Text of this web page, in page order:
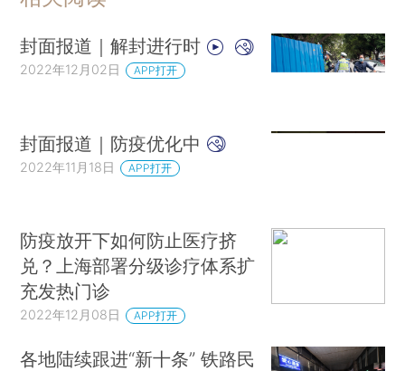
封面报道｜解封进行时
2022年12月02日 APP打开
封面报道｜防疫优化中
2022年11月18日 APP打开
防疫放开下如何防止医疗挤
兑？上海部署分级诊疗体系扩
充发热门诊
2022年12月08日 APP打开
各地陆续跟进“新十条” 铁路民